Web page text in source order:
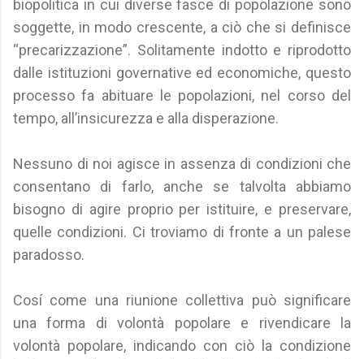
biopolitica in cui diverse fasce di popolazione sono
soggette, in modo crescente, a ciò che si definisce
“precarizzazione”. Solitamente indotto e riprodotto
dalle istituzioni governative ed economiche, questo
processo fa abituare le popolazioni, nel corso del
tempo, all’insicurezza e alla disperazione.
Nessuno di noi agisce in assenza di condizioni che
consentano di farlo, anche se talvolta abbiamo
bisogno di agire proprio per istituire, e preservare,
quelle condizioni. Ci troviamo di fronte a un palese
paradosso.
Cosí come una riunione collettiva può significare
una forma di volontà popolare e rivendicare la
volontà popolare, indicando con ciò la condizione